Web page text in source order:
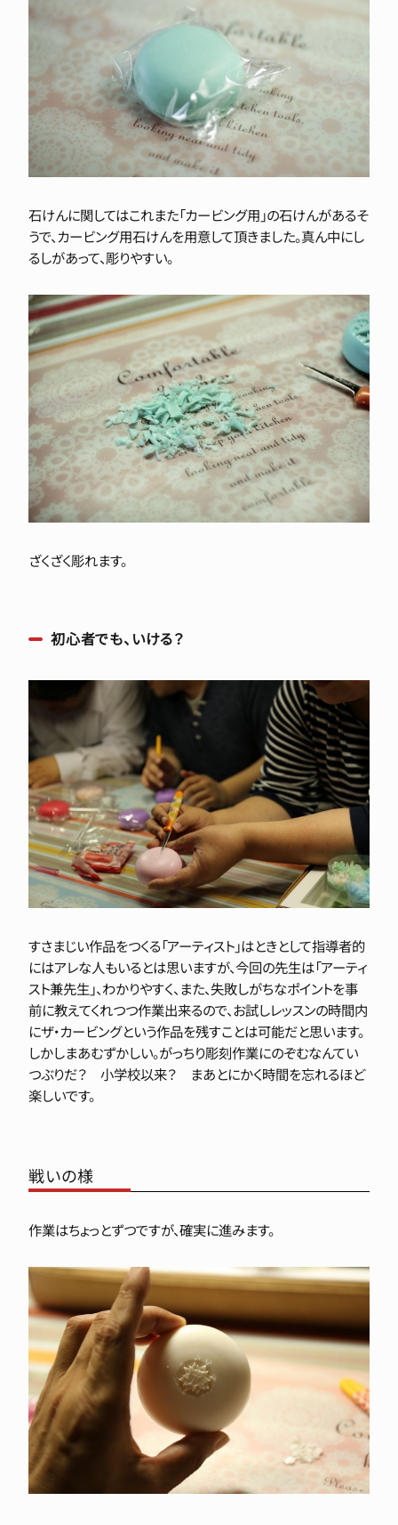
石けんに関してはこれまた「カービング用」の石けんがあるそ
うで、カービング用石けんを用意して頂きました。真ん中にし
るしがあって、彫りやすい。
ざくざく彫れます。
初心者でも、いける？
すさまじい作品をつくる「アーティスト」はときとして指導者的
にはアレな人もいるとは思いますが、今回の先生は「アーティ
スト兼先生」、わかりやすく、また、失敗しがちなポイントを事
前に教えてくれつつ作業出来るので、お試しレッスンの時間内
にザ・カービングという作品を残すことは可能だと思います。
しかしまあむずかしい。がっちり彫刻作業にのぞむなんてい
つぶりだ？ 小学校以来？ まあとにかく時間を忘れるほど
楽しいです。
戦いの様
作業はちょっとずつですが、確実に進みます。